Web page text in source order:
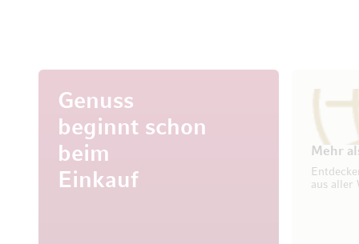
Genuss
beginnt schon
beim
Einkauf
Mehr
aus aller